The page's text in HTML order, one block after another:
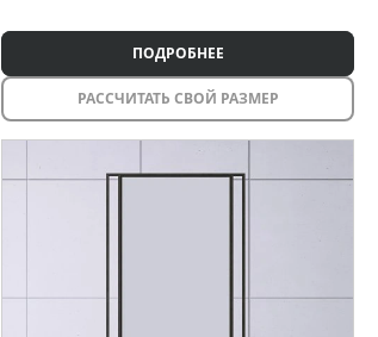
ПОДРОБНЕЕ
РАССЧИТАТЬ СВОЙ РАЗМЕР